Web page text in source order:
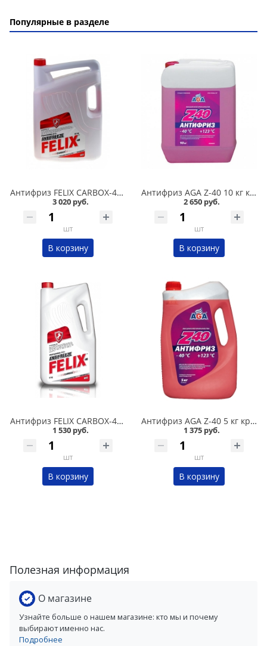
Популярные в разделе
Антифриз FELIX CARBOX-40 10 кг красный в Омске
3 020 руб.
шт
В корзину
Антифриз AGA Z-40 10 кг красный в Омске
2 650 руб.
шт
В корзину
Антифриз FELIX CARBOX-40 5 кг красный в Омске
1 530 руб.
шт
В корзину
Антифриз AGA Z-40 5 кг красный в Омске
1 375 руб.
шт
В корзину
Полезная информация
О магазине
Узнайте больше о нашем магазине: кто мы и почему
выбирают именно нас.
Подробнее